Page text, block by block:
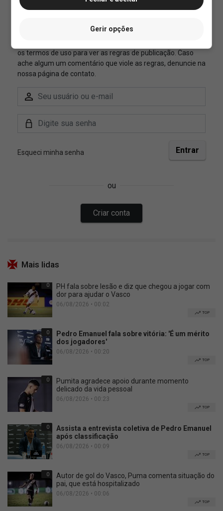
Mais lidas
0
PH fala sobre lesão e diz que chegou a jogar com
dor para ajudar o Vasco
06/08/2026 • 00:02
TOP
0
Pedro Emanuel fala sobre vitória: 'É um mérito
dos jogadores'
06/08/2026 • 00:20
TOP
0
Pumita agradece apoio durante momento
delicado da vida pessoal
06/08/2026 • 00:23
TOP
0
Assista a entrevista coletiva de Pedro Emanuel
após classificação
06/08/2026 • 00:09
TOP
0
Autor de gol do Vasco, Puma comenta situação do
pai, que está hospitalizado
06/08/2026 • 00:06
TOP
Gerir opções